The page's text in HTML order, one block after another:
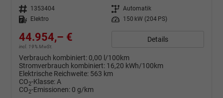
Fahrzeugnr. 1353404 Getriebe Automatik
Kraftstoff
Elektro Leistung 150 kW (204 PS)
44.954,– €
incl. 19% MwSt.
Details
Verbrauch kombiniert: 0,00 l/100km
Stromverbrauch kombiniert: 16,20 kWh/100km
Elektrische Reichweite: 563 km
CO2-Klasse:A
CO2-Emissionen: 0 g/km